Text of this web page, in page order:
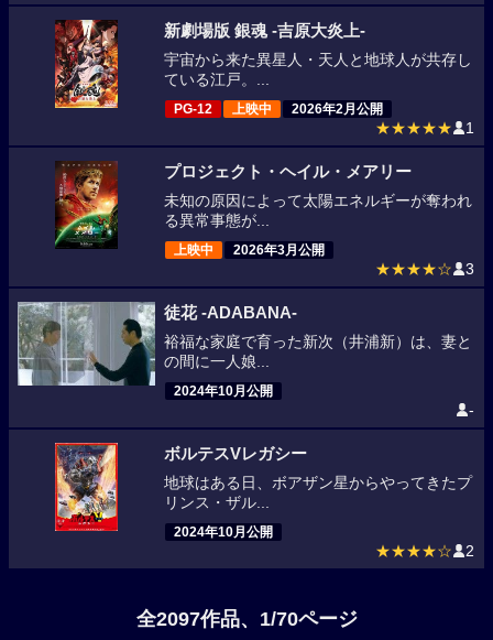
新劇場版 銀魂 -吉原大炎上-
宇宙から来た異星人・天人と地球人が共存し
ている江戸。...
PG-12 上映中 2026年2月公開
★★★★★ 1
プロジェクト・ヘイル・メアリー
未知の原因によって太陽エネルギーが奪われ
る異常事態が...
上映中 2026年3月公開
★★★★☆ 3
徒花 -ADABANA-
裕福な家庭で育った新次（井浦新）は、妻と
の間に一人娘...
2024年10月公開
-
ボルテスVレガシー
地球はある日、ボアザン星からやってきたプ
リンス・ザル...
2024年10月公開
★★★★☆ 2
全2097作品、1/70ページ